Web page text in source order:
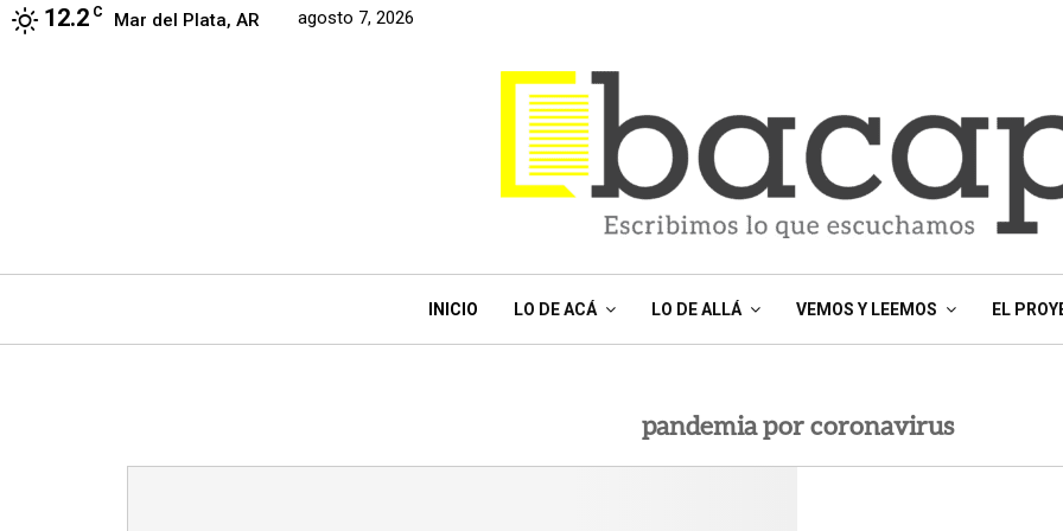
12.2 C Mar del Plata, AR agosto 7, 2026
INICIO LO DE ACÁ LO DE ALLÁ VEMOS Y LEEMOS EL
pandemia por coronavirus